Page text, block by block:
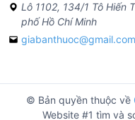
Lô 1102, 134/1 Tô Hiến
phố Hồ Chí Minh
giabanthuoc@gmail.com
© Bản quyền thuộc về
Website #1 tìm và